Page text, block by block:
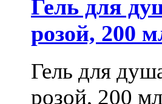
Гель для
розой, 200
Гель для
розой, 200